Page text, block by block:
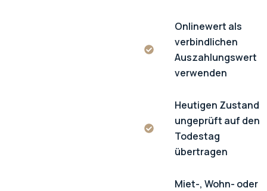
Onlinewert als
verbindlichen
Auszahlungswert
verwenden
Heutigen Zustand
ungeprüft auf den
Todestag
übertragen
Miet-, Wohn- oder